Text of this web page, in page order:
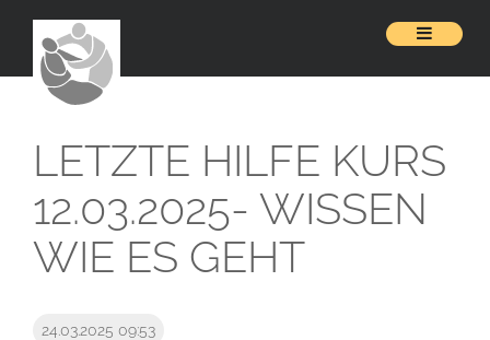
LETZTE HILFE KURS
12.03.2025- WISSEN
WIE ES GEHT
24.03.2025 09:53